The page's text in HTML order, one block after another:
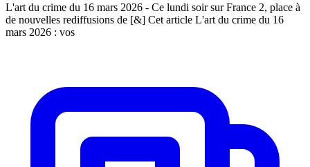
L'art du crime du 16 mars 2026 - Ce lundi soir sur France 2, place à
de nouvelles rediffusions de [&] Cet article L'art du crime du 16
mars 2026 : vos